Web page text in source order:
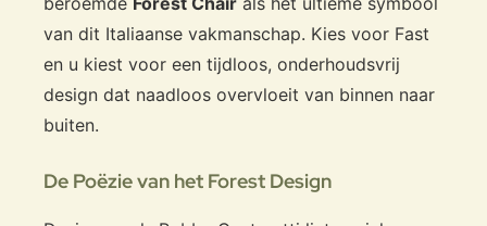
van dit Italiaanse vakmanschap. Kies voor Fast
en u kiest voor een tijdloos, onderhoudsvrij
design dat naadloos overvloeit van binnen naar
buiten.
De Poëzie van het Forest Design